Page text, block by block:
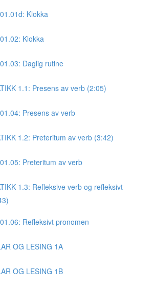
Klokka
Klokka
Daglig rutine
1.1: Presens av verb (2:05)
Presens av verb
1.2: Preteritum av verb (3:42)
Preteritum av verb
1.3: Refleksive verb og refleksivt
Refleksivt pronomen
OG LESING 1A
OG LESING 1B